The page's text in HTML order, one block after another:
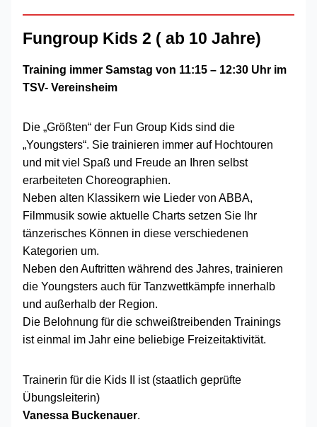
Fungroup Kids 2 ( ab 10 Jahre)
Training immer Samstag von 11:15 – 12:30 Uhr im
TSV- Vereinsheim
Die „Größten“ der Fun Group Kids sind die
„Youngsters“. Sie trainieren immer auf Hochtouren
und mit viel Spaß und Freude an Ihren selbst
erarbeiteten Choreographien.
Neben alten Klassikern wie Lieder von ABBA,
Filmmusik sowie aktuelle Charts setzen Sie Ihr
tänzerisches Können in diese verschiedenen
Kategorien um.
Neben den Auftritten während des Jahres, trainieren
die Youngsters auch für Tanzwettkämpfe innerhalb
und außerhalb der Region.
Die Belohnung für die schweißtreibenden Trainings
ist einmal im Jahr eine beliebige Freizeitaktivität.
Trainerin für die Kids II ist (staatlich geprüfte
Übungsleiterin)
Vanessa Buckenauer.